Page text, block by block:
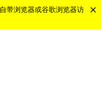
带浏览器或谷歌浏览器访